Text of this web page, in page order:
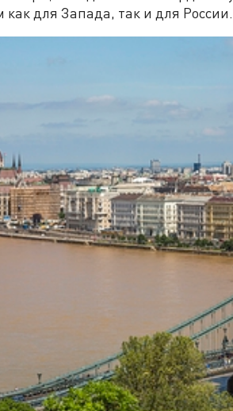
как для Запада, так и для России.